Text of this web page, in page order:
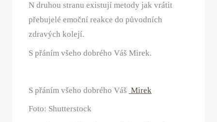
N druhou stranu existují metody jak vrátit
přebujelé emoční reakce do původních
zdravých kolejí.
S přáním všeho dobrého Váš Mirek.
S přáním všeho dobrého Váš Mirek
Foto: Shutterstock